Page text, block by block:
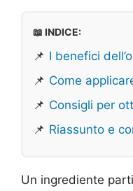
📖 INDICE:
📌 I benefici
📌 Come
📌 Consigli per
📌 Riassunto e
Un ingrediente